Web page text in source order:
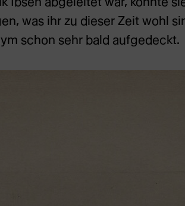
was ihr zu dieser Zeit wohl
schon sehr bald aufgedeckt.